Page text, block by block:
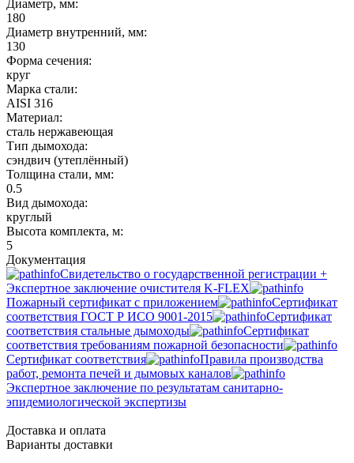
Диаметр, мм:
180
Диаметр внутренний, мм:
130
Форма сечения:
круг
Марка стали:
AISI 316
Материал:
сталь нержавеющая
Тип дымохода:
сэндвич (утеплённый)
Толщина стали, мм:
0.5
Вид дымохода:
круглый
Высота комплекта, м:
5
Документация
Свидетельство о государственной регистрации +
Экспертное заключение очистителя K-FLEX
Пожарный сертификат с приложением
Сертификат
соответствия ГОСТ Р ИСО 9001-2015
Сертификат
соответствия стальные дымоходы
Сертификат
соответствия требованиям пожарной безопасности
Сертификат соответствия
Правила производства
работ, ремонта печей и дымовых каналов
Экспертное заключение по результатам санитарно-
эпидемиологической экспертизы
Доставка и оплата
Варианты доставки